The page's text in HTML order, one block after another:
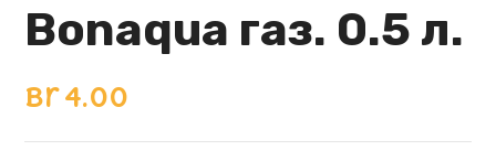
Bonaqua газ. 0.5 л.
Br4.00